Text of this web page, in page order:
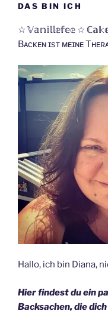
DAS BIN ICH
☆ 𝕍𝕒𝕟𝕚𝕝𝕝𝕖𝕗𝕖𝕖 ☆
Bᴀᴄᴋᴇɴ ɪsᴛ ᴍᴇɪɴᴇ
Hallo, ich bin Diana,
Hier findest du ein
Backsachen, die